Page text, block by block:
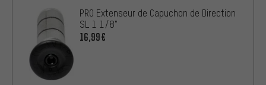
PRO Extenseur de Capuchon de Direction
SL 1 1/8"
16,99€